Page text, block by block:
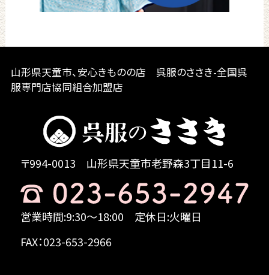
山形県天童市、安心きものの店 呉服のささき-全国呉
服専門店協同組合加盟店
〒994-0013 山形県天童市老野森3丁目11-6
営業時間:9:30～18:00
定休日:火曜日
FAX：023-653-2966